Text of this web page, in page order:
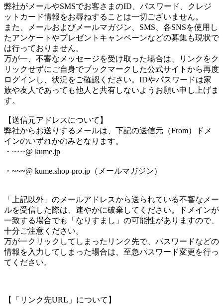
弊社がメールやSMSでお客さまのID、パスワード、クレジ
ットカード情報をお尋ねすることは一切ございません。
また、メールおよびメールマガジン、SMS、各SNSを使用し
たアンケートやプレゼントキャンペーンなどの募集も現状で
は行っておりません。
万が一、不審なメッセージを受け取った場合は、リンクをク
リックせずにご自身でブックマークした公式サイトから再度
ログインし、状況をご確認ください。IDやパスワードは家
族や友人であっても他人と共有しないようお願い申し上げま
す。
【送信元アドレスについて】
弊社からお送りするメールは、下記の送信元（From）ドメ
インのいずれかのみとなります。
・~~~@ kume.jp
・~~~@ kume.shop-pro.jp（メールマガジン）
「上記以外」のメールアドレスから送られている不審なメー
ルを受信した際は、速やかに破棄してください。ドメインが
一致する場合でも「なりすまし」の可能性がありますので、
十分ご注意ください。
万が一クリックしてしまったリンク先で、パスワードなどの
情報を入力してしまった場合は、至急パスワード変更を行っ
てください。
【「リンク先URL」について】